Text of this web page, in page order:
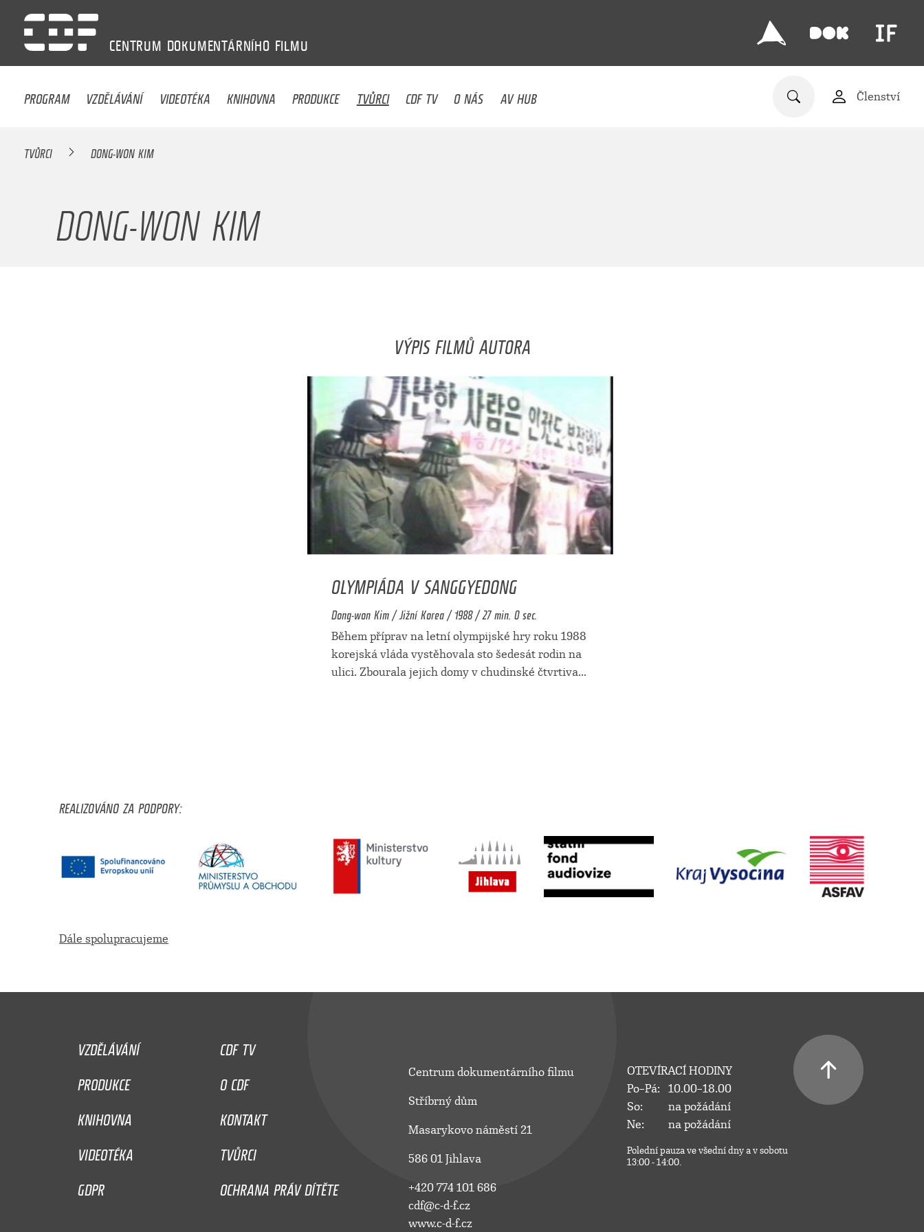
CENTRUM DOKUMENTÁRNÍHO FILMU
PROGRAM VZDĚLÁVÁNÍ VIDEOTÉKA KNIHOVNA PRODUKCE TVŮRCI CDF TV O NÁS AV HUB Členství
TVŮRCI DONG-WON KIM
DONG-WON KIM
VÝPIS FILMŮ AUTORA
OLYMPIÁDA V SANGGYEDONG
Dong-won Kim / Jižní Korea / 1988 / 27 min. 0 sec.
Během příprav na letní olympijské hry roku 1988
korejská vláda vystěhovala sto šedesát rodin na
ulici. Zbourala jejich domy v chudinské čtvrtiva...
REALIZOVÁNO ZA PODPORY:
Dále spolupracujeme
VZDĚLÁVÁNÍ
CDF TV
PRODUKCE
O CDF
KNIHOVNA
KONTAKT
VIDEOTÉKA
TVŮRCI
GDPR
OCHRANA PRÁV DÍTĚTE
Centrum dokumentárního filmu
Stříbrný dům
Masarykovo náměstí 21
586 01 Jihlava
+420 774 101 686
cdf@c-d-f.cz
www.c-d-f.cz
OTEVÍRACÍ HODINY
Po–Pá:
10.00–18.00
So:
na požádání
Ne:
na požádání
Polední pauza ve všední dny a v sobotu
13:00 - 14:00.